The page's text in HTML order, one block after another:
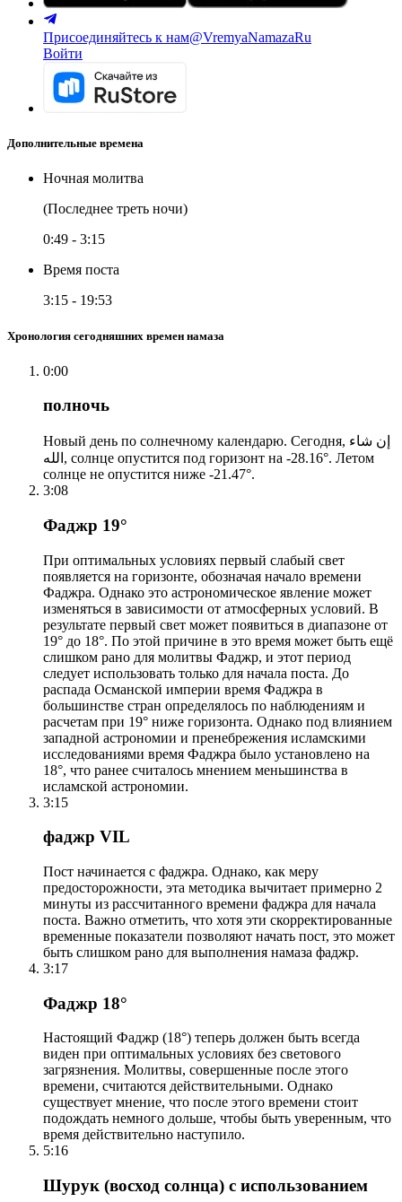
Присоединяйтесь к нам@VremyaNamazaRu
Войти
Дополнительные времена
Ночная молитва
(Последнее треть ночи)
0:49 - 3:15
Время поста
3:15 - 19:53
Хронология сегодняшних времен намаза
0:00
полночь
Новый день по солнечному календарю. Сегодня, إن شاء
الله, солнце опустится под горизонт на -28.16°. Летом
солнце не опустится ниже -21.47°.
3:08
Фаджр 19°
При оптимальных условиях первый слабый свет
появляется на горизонте, обозначая начало времени
Фаджра. Однако это астрономическое явление может
изменяться в зависимости от атмосферных условий. В
результате первый свет может появиться в диапазоне от
19° до 18°. По этой причине в это время может быть ещё
слишком рано для молитвы Фаджр, и этот период
следует использовать только для начала поста. До
распада Османской империи время Фаджра в
большинстве стран определялось по наблюдениям и
расчетам при 19° ниже горизонта. Однако под влиянием
западной астрономии и пренебрежения исламскими
исследованиями время Фаджра было установлено на
18°, что ранее считалось мнением меньшинства в
исламской астрономии.
3:15
фаджр VIL
Пост начинается с фаджра. Однако, как меру
предосторожности, эта методика вычитает примерно 2
минуты из рассчитанного времени фаджра для начала
поста. Важно отметить, что хотя эти скорректированные
временные показатели позволяют начать пост, это может
быть слишком рано для выполнения намаза фаджр.
3:17
Фаджр 18°
Настоящий Фаджр (18°) теперь должен быть всегда
виден при оптимальных условиях без светового
загрязнения. Молитвы, совершенные после этого
времени, считаются действительными. Однако
существует мнение, что после этого времени стоит
подождать немного дольше, чтобы быть уверенным, что
время действительно наступило.
5:16
Шурук (восход солнца) с использованием